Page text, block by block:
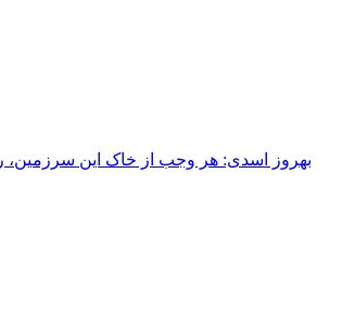
بهروز اسدی: هر وجب از خاک‌ این سرزمین،